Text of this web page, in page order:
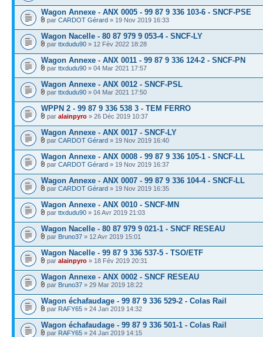
Wagon Annexe - ANX 0005 - 99 87 9 336 103-6 - SNCF-PSE
par CARDOT Gérard » 19 Nov 2019 16:33
Wagon Nacelle - 80 87 979 9 053-4 - SNCF-LY
par ttxdudu90 » 12 Fév 2022 18:28
Wagon Annexe - ANX 0011 - 99 87 9 336 124-2 - SNCF-PN
par ttxdudu90 » 04 Mar 2021 17:57
Wagon Annexe - ANX 0012 - SNCF-PSL
par ttxdudu90 » 04 Mar 2021 17:50
WPPN 2 - 99 87 9 336 538 3 - TEM FERRO
par alainpyro » 26 Déc 2019 10:37
Wagon Annexe - ANX 0017 - SNCF-LY
par CARDOT Gérard » 19 Nov 2019 16:40
Wagon Annexe - ANX 0008 - 99 87 9 336 105-1 - SNCF-LL
par CARDOT Gérard » 19 Nov 2019 16:37
Wagon Annexe - ANX 0007 - 99 87 9 336 104-4 - SNCF-LL
par CARDOT Gérard » 19 Nov 2019 16:35
Wagon Annexe - ANX 0010 - SNCF-MN
par ttxdudu90 » 16 Avr 2019 21:03
Wagon Nacelle - 80 87 979 9 021-1 - SNCF RESEAU
par Bruno37 » 12 Avr 2019 15:01
Wagon Nacelle - 99 87 9 336 537-5 - TSO/ETF
par alainpyro » 18 Fév 2019 20:31
Wagon Annexe - ANX 0002 - SNCF RESEAU
par Bruno37 » 29 Mar 2019 18:22
Wagon échafaudage - 99 87 9 336 529-2 - Colas Rail
par RAFY65 » 24 Jan 2019 14:32
Wagon échafaudage - 99 87 9 336 501-1 - Colas Rail
par RAFY65 » 24 Jan 2019 14:15